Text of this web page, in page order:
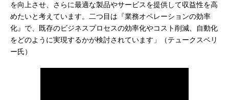
を向上させ、さらに最適な製品やサービスを提供して収益性を高
めたいと考えています。二つ目は『業務オペレーションの効率
化』で、既存のビジネスプロセスの効率化やコスト削減、自動化
をどのように実現するかが検討されています」（テュークスベリ
ー氏）